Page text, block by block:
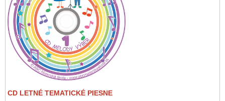
CD LETNÉ TEMATICKÉ PIESNE